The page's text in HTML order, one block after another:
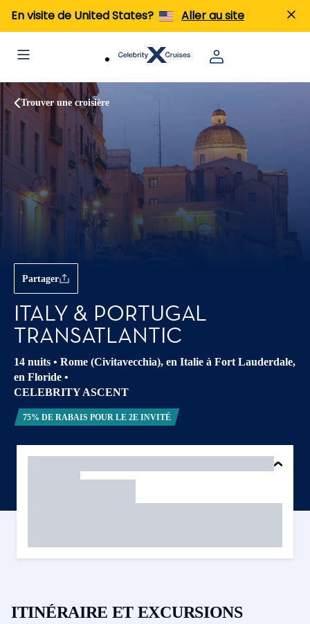
En visite de United States? Aller au site
Trouver une croisière
Partager
ITALY & PORTUGAL
TRANSATLANTIC
14 nuits • Rome (Civitavecchia), en Italie à Fort Lauderdale,
en Floride •
CELEBRITY ASCENT
75% DE RABAIS POUR LE 2E INVITÉ
ITINÉRAIRE ET EXCURSIONS